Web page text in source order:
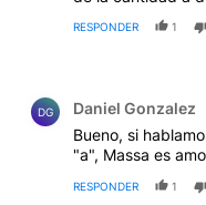
RESPONDER 1
DG Daniel Gonzalez
Bueno, si
"a", Massa es
RESPONDER 1